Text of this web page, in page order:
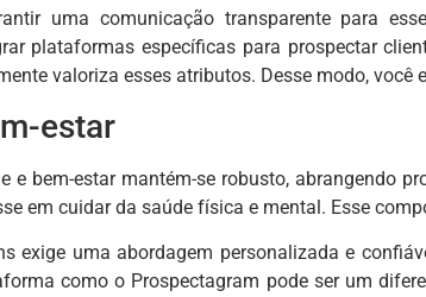
uma comunicação transparente para
plataformas específicas para prospectar
valoriza esses atributos. Desse modo,
estar
e bem-estar mantém-se robusto, abrangendo
em cuidar da saúde física e mental. Esse
exige uma abordagem personalizada e
como o Prospectagram pode ser um